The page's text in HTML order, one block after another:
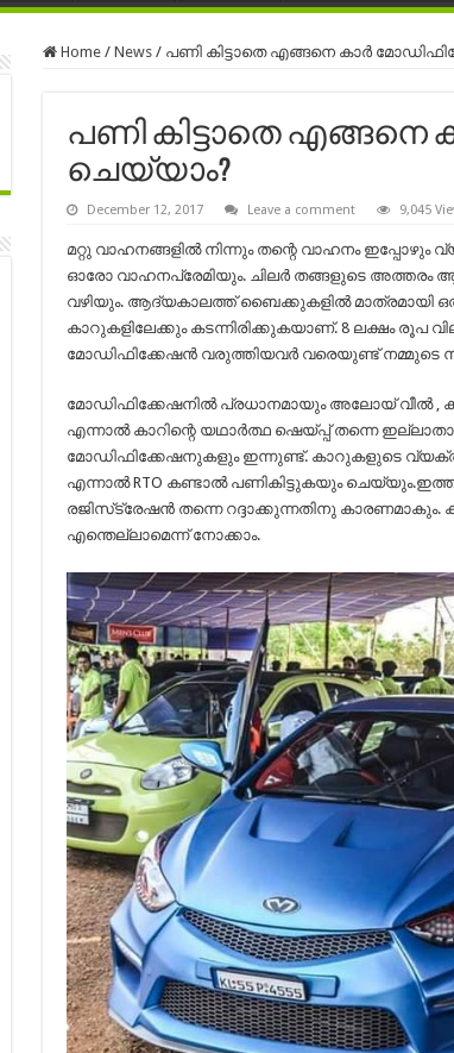
Home / News / പണി കിട്ടാതെ എങ്ങനെ കാർ
പണി കിട്ടാതെ എങ്ങനെ
ചെയ്യാം?
December 12, 2017 Leave a comment 9,045
മറ്റു വാഹനങ്ങളിൽ നിന്നും തന്റെ വാഹനം
ഓരോ വാഹനപ്രേമിയും. ചിലർ തങ്ങളുടെ അത്തരം
വഴിയും. ആദ്യകാലത്ത് ബൈക്കുകളിൽ മാത്രമായി
കാറുകളിലേക്കും കടന്നിരിക്കുകയാണ്. 8 ലക്ഷം രൂപ
മോഡിഫിക്കേഷൻ വരുത്തിയവർ വരെയുണ്ട് നമ്മുടെ
മോഡിഫിക്കേഷനിൽ പ്രധാനമായും അലോയ് വീൽ ,
എന്നാൽ കാറിന്റെ യഥാർത്ഥ ഷെയ്പ്പ് തന്നെ
മോഡിഫിക്കേഷനുകളും ഇന്നുണ്ട്. കാറുകളുടെ
എന്നാല്‍ RTO കണ്ടാൽ പണികിട്ടുകയും
രജിസ്‌ട്രേഷൻ തന്നെ റദ്ദാക്കുന്നതിനു
എന്തെല്ലാമെന്ന് നോക്കാം.